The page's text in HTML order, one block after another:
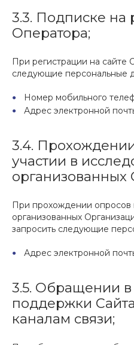
3.3. Подписке на
Оператора;
При регистрации на сайте
следующие персональные
Номер мобильного
Адрес электронной
3.4.
участии в
организованных
При прохождении опросов
организованных
запросить следующие
Адрес электронной
3.5. Обращении
поддержки
каналам связи;